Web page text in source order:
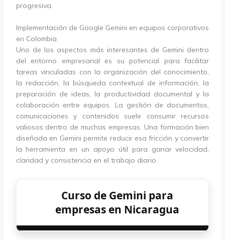
progresiva.
Implementación de Google Gemini en equipos corporativos
en Colombia
Uno de los aspectos más interesantes de Gemini dentro
del entorno empresarial es su potencial para facilitar
tareas vinculadas con la organización del conocimiento,
la redacción, la búsqueda contextual de información, la
preparación de ideas, la productividad documental y la
colaboración entre equipos. La gestión de documentos,
comunicaciones y contenidos suele consumir recursos
valiosos dentro de muchas empresas. Una formación bien
diseñada en Gemini permite reducir esa fricción y convertir
la herramienta en un apoyo útil para ganar velocidad,
claridad y consistencia en el trabajo diario.
Curso de Gemini para
empresas en Nicaragua